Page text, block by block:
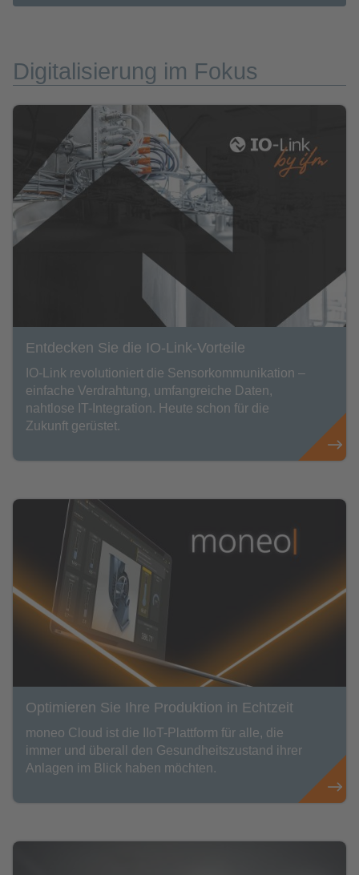
Digitalisierung im Fokus
Entdecken Sie die IO-Link-Vorteile
IO-Link revolutioniert die Sensorkommunikation –
einfache Verdrahtung, umfangreiche Daten,
nahtlose IT-Integration. Heute schon für die
Zukunft gerüstet.
Optimieren Sie Ihre Produktion in Echtzeit
moneo Cloud ist die IIoT-Plattform für alle, die
immer und überall den Gesundheitszustand ihrer
Anlagen im Blick haben möchten.